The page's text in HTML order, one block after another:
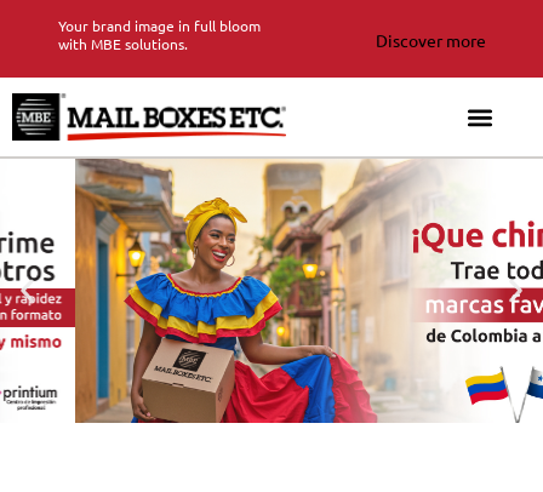
Your brand image in full bloom
with MBE solutions.
Discover more